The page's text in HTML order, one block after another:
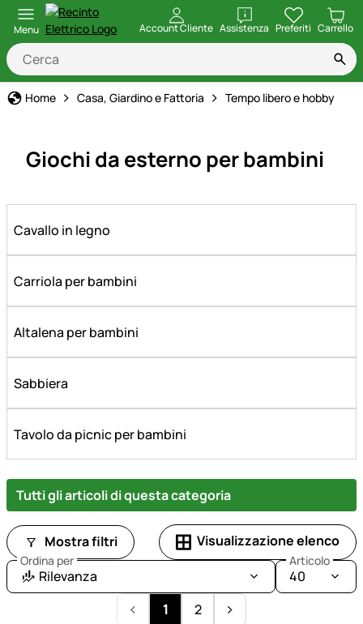
Menu Account Cliente Assistenza
apri Preferiti Carrello
Home Casa, Giardino e Fattoria Tempo libero e hobby
Giochi da esterno per bambini
Cavallo in legno
Carriola per bambini
Altalena per bambini
Sabbiera
Tavolo da picnic per bambini
Tutti gli articoli di questa categoria
Mostra filtri Visualizzazione elenco
Ordina per
Rilevanza
Articolo
40
1
2